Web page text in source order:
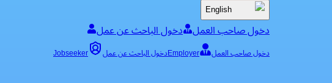
English
دخول صاحب العمل دخول الباحث عن عمل
دخول صاحب العمل Employerدخول الباحث عن عمل Jobseeker